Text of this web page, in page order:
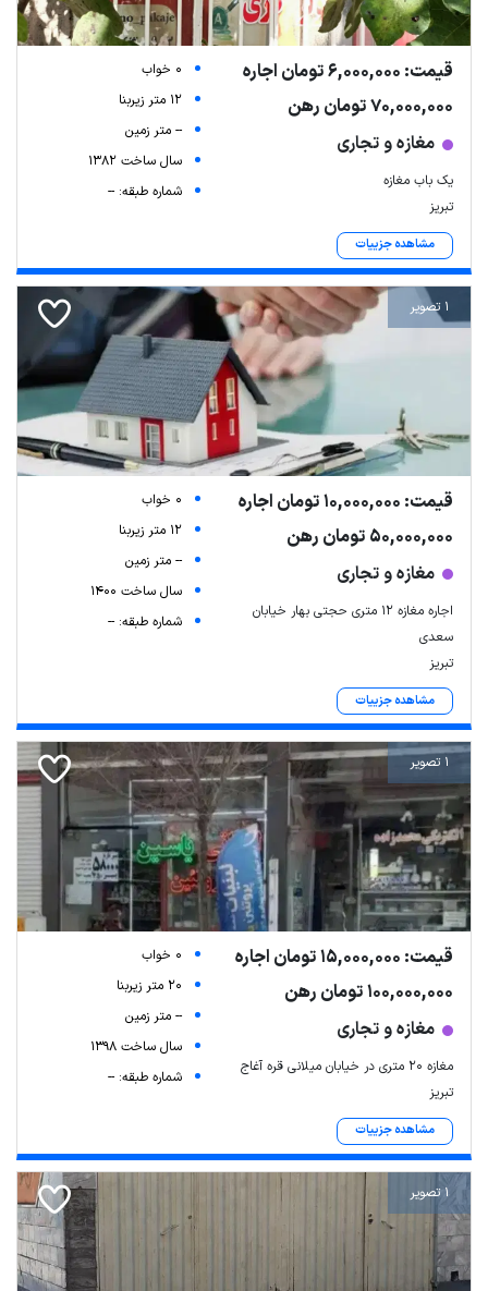
قیمت: 6,000,000 تومان اجاره
70,000,000 تومان رهن
مغازه و تجاری
یک باب مغازه
تبریز
مشاهده جزییات
0 خواب
12 متر زیربنا
-- متر زمین
سال ساخت 1382
شماره طبقه: --
1 تصویر
قیمت: 10,000,000 تومان اجاره
50,000,000 تومان رهن
مغازه و تجاری
اجاره مغازه ۱۲ متری حجتی بهار خیابان
سعدی
تبریز
مشاهده جزییات
0 خواب
12 متر زیربنا
-- متر زمین
سال ساخت 1400
شماره طبقه: --
1 تصویر
قیمت: 15,000,000 تومان اجاره
100,000,000 تومان رهن
مغازه و تجاری
مغازه ۲۰ متری در خیابان میلانی قره آغاج
تبریز
مشاهده جزییات
0 خواب
20 متر زیربنا
-- متر زمین
سال ساخت 1398
شماره طبقه: --
1 تصویر